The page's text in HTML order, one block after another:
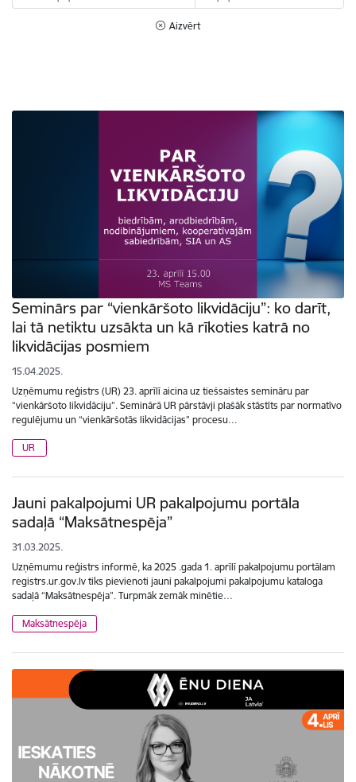
Aizvērt
Seminārs par “vienkāršoto likvidāciju”: ko darīt,
lai tā netiktu uzsākta un kā rīkoties katrā no
likvidācijas posmiem
15.04.2025.
Uzņēmumu reģistrs (UR) 23. aprīlī aicina uz tiešsaistes semināru par
“vienkāršoto likvidāciju”. Seminārā UR pārstāvji plašāk stāstīts par normatīvo
regulējumu un “vienkāršotās likvidācijas” procesu…
UR
Jauni pakalpojumi UR pakalpojumu portāla
sadaļā “Maksātnespēja”
31.03.2025.
Uzņēmumu reģistrs informē, ka 2025 .gada 1. aprīlī pakalpojumu portālam
registrs.ur.gov.lv tiks pievienoti jauni pakalpojumi pakalpojumu kataloga
sadaļā “Maksātnespēja”. Turpmāk zemāk minētie…
Maksātnespēja